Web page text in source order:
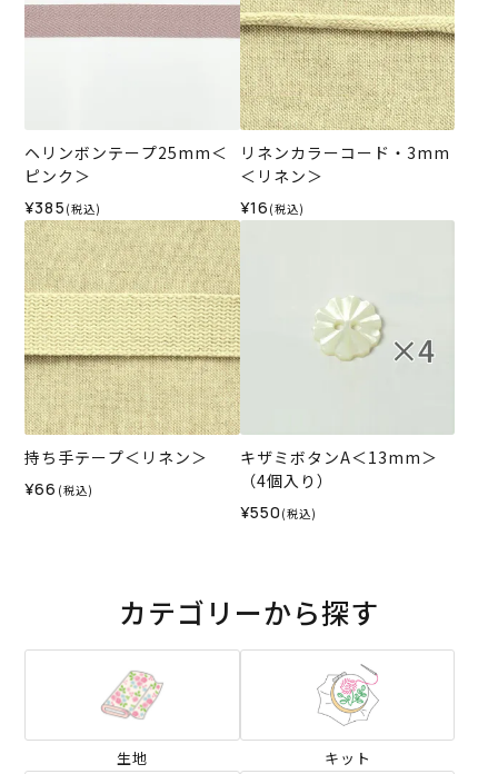
ヘリンボンテープ25mm＜
ピンク＞
¥385 (税込)
リネンカラーコード・3mm
＜リネン＞
¥16 (税込)
持ち手テープ＜リネン＞
¥66 (税込)
キザミボタンA＜13mm＞
（4個入り）
¥550 (税込)
カテゴリーから探す
生地 キット